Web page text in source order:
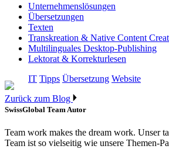
Unternehmenslösungen
Übersetzungen
Texten
Transkreation & Native Content
Multilinguales Desktop-Publishing
Lektorat & Korrekturlesen
IT Tipps Übersetzung Website
Zurück zum Blog
SwissGlobal Team Autor
Team work makes the dream work. Unser
Team ist so vielseitig wie unsere Themen-